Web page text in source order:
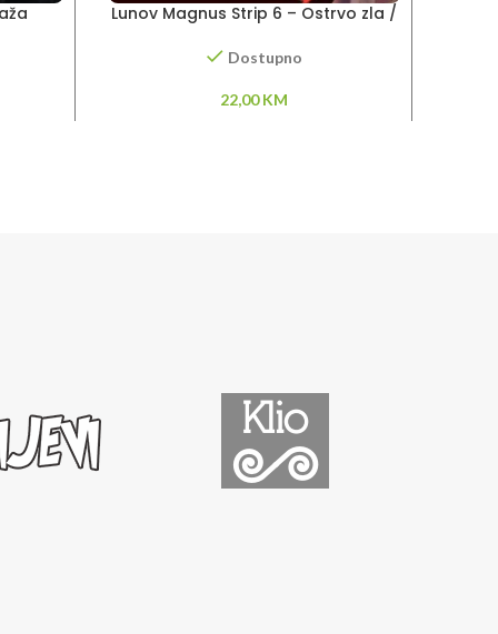
Lunov Magnus Strip 6 – Ostrvo zla /
Dostupno
22,00KM